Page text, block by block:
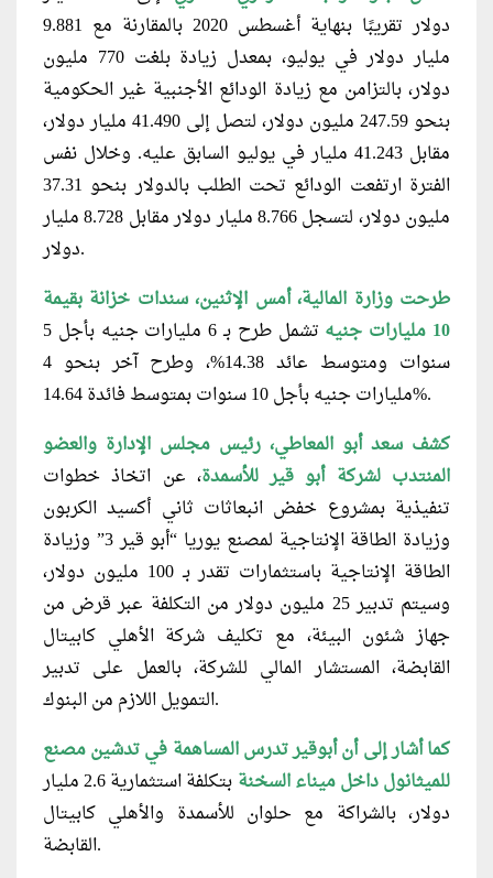
دولار تقريبًا بنهاية أغسطس 2020 بالمقارنة مع 9.881
مليار دولار في يوليو، بمعدل زيادة بلغت 770 مليون
دولار، بالتزامن مع زيادة الودائع الأجنبية غير الحكومية
بنحو 247.59 مليون دولار، لتصل إلى 41.490 مليار دولار،
مقابل 41.243 مليار في يوليو السابق عليه. وخلال نفس
الفترة ارتفعت الودائع تحت الطلب بالدولار بنحو 37.31
مليون دولار، لتسجل 8.766 مليار دولار مقابل 8.728 مليار
دولار.
طرحت وزارة المالية، أمس الإثنين، سندات خزانة بقيمة
10 مليارات جنيه
تشمل طرح بـ 6 مليارات جنيه بأجل 5
سنوات ومتوسط عائد 14.38%، وطرح آخر بنحو 4
مليارات جنيه بأجل 10 سنوات بمتوسط فائدة 14.64%.
كشف سعد أبو المعاطي، رئيس مجلس الإدارة والعضو
المنتدب لشركة أبو قير للأسمدة، عن اتخاذ خطوات
تنفيذية بمشروع خفض انبعاثات ثاني أكسيد الكربون
وزيادة الطاقة الإنتاجية لمصنع يوريا “أبو قير 3” وزيادة
الطاقة الإنتاجية باستثمارات تقدر بـ 100 مليون دولار،
وسيتم تدبير 25 مليون دولار من التكلفة عبر قرض من
جهاز شئون البيئة، مع تكليف شركة الأهلي كابيتال
القابضة، المستشار المالي للشركة، بالعمل على تدبير
التمويل اللازم من البنوك.
كما أشار إلى أن أبوقير تدرس المساهمة في تدشين مصنع
للميثانول داخل ميناء السخنة
بتكلفة استثمارية 2.6 مليار
دولار، بالشراكة مع حلوان للأسمدة والأهلي كابيتال
القابضة.